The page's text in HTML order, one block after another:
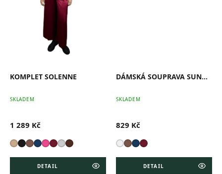
KOMPLET SOLENNE
SKLADEM
1 289 Kč
DETAIL
DÁMSKÁ SOUPRAVA SUNDAY
SKLADEM
829 Kč
DETAIL